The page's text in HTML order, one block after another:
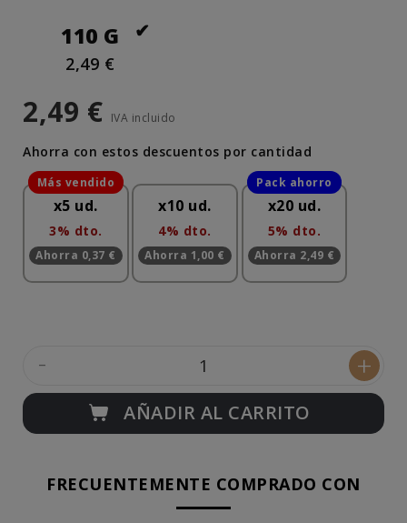
110 G
2,49 €
2,49 € IVA incluido
Ahorra con estos descuentos por cantidad
x5 ud.
3% dto.
Ahorra 0,37 €
x10 ud.
4% dto.
Ahorra 1,00 €
x20 ud.
5% dto.
Ahorra 2,49 €
- +
AÑADIR AL CARRITO
FRECUENTEMENTE COMPRADO CON